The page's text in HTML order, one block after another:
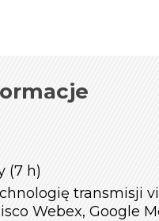
(7 h)
transmisji
Webex, Google